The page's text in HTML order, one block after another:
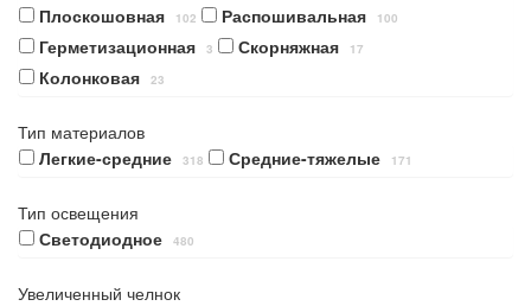
Плоскошовная 102 Распошивальная 100
Герметизационная 3 Скорняжная 17
Колонковая 23
Тип материалов
Легкие-средние
318 Средние-тяжелые 171
Тип освещения
Светодиодное
480
Увеличенный челнок